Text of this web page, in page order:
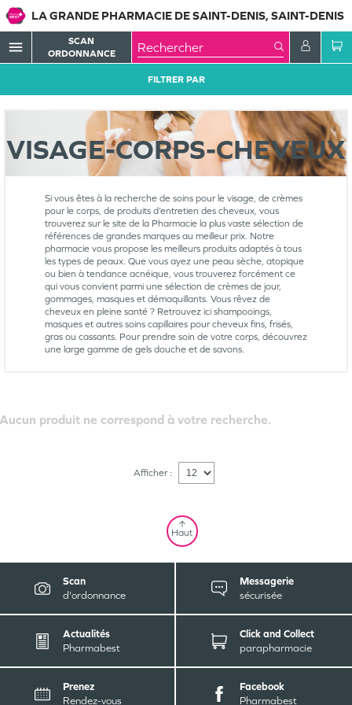
LA GRANDE PHARMACIE DE SAINT-DENIS, SAINT-DENIS
menu
SCAN
ORDONNANCE
FILTRER PAR
VISAGE-CORPS-CHEVEUX
Si vous êtes à la recherche de soins pour le visage, de crèmes
pour le corps, de produits d’entretien des cheveux, vous
trouverez sur le site de la Pharmacie la plus vaste sélection de
références de grandes marques au meilleur prix. Notre
pharmacie vous propose les meilleurs produits adaptés à tous
les types de peaux. Que vous ayez une peau sèche, atopique
ou bien à tendance acnéique, vous trouverez forcément ce
qui vous convient parmi une sélection de crèmes de jour,
gommages, masques et démaquillants. Vous rêvez de
cheveux en pleine santé ? Retrouvez ici shampooings,
masques et autres soins capillaires pour cheveux fins, frisés,
gras ou cassants. Pour prendre soin de votre corps, découvrez
une large gamme de gels douche et de savons.
Aucun produit ne correspond à votre recherche.
Afficher :
Haut
Scan
d'ordonnance
Messagerie
sécurisée
Actualités
Pharmabest
Click and Collect
parapharmacie
Prenez
Rendez-vous
Facebook
Pharmabest